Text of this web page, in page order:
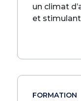
un climat
et
FORMATION